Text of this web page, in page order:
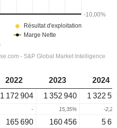
2022 2023
2024
1 172 904 1 352 940 1 322
- 15,35% -
165 690 160 456 5